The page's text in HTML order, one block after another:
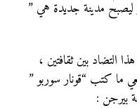
مدينة جديدة هي ”
التضاد بين ثقافتين ،
ما كتب “قونار سوربو ”
بيرجن :